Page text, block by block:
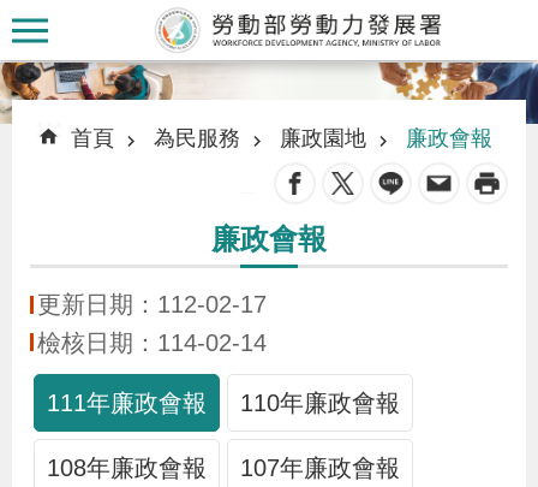
跳到主要內容區塊
識
本
訊
:::
::: 首頁 為民服務 廉政園地 廉政會報
廉政會報
更新日期：112-02-17
檢核日期：114-02-14
111年廉政會報 110年廉政會報
108年廉政會報 107年廉政會報